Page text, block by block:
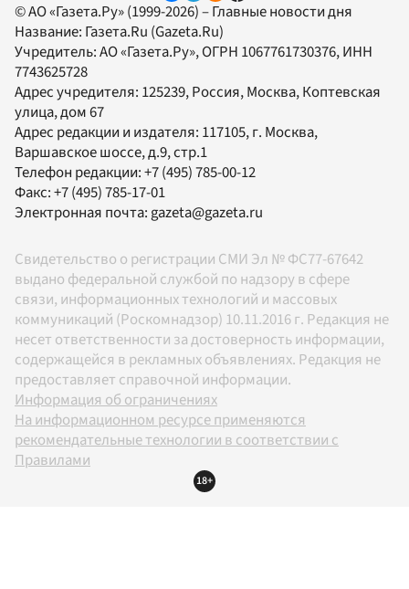
© АО «Газета.Ру» (1999-2026) – Главные новости дня
Название: Газета.Ru (Gazeta.Ru)
Учредитель:АО «Газета.Ру», ОГРН 1067761730376, ИНН
7743625728
Адрес учредителя: 125239, Россия, Москва, Коптевская
улица, дом 67
Адрес редакции и издателя: 117105, г. Москва,
Варшавское шоссе, д.9, стр.1
Телефон редакции:+7 (495) 785-00-12
Факс:+7 (495) 785-17-01
Электронная почта:gazeta@gazeta.ru
Свидетельство о регистрации СМИ Эл № ФС77-67642
выдано федеральной службой по надзору в сфере
связи, информационных технологий и массовых
коммуникаций (Роскомнадзор) 10.11.2016 г. Редакция не
несет ответственности за достоверность информации,
содержащейся в рекламных объявлениях. Редакция не
предоставляет справочной информации.
Информация об ограничениях
На информационном ресурсе применяются
рекомендательные технологии в соответствии с
Правилами
18+